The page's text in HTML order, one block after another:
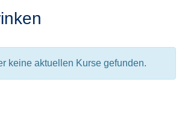
keine aktuellen Kurse gefunden.